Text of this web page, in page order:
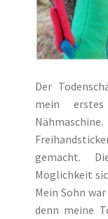
Der
mein
gemacht.
Möglichkeit
Mein Sohn
denn meine